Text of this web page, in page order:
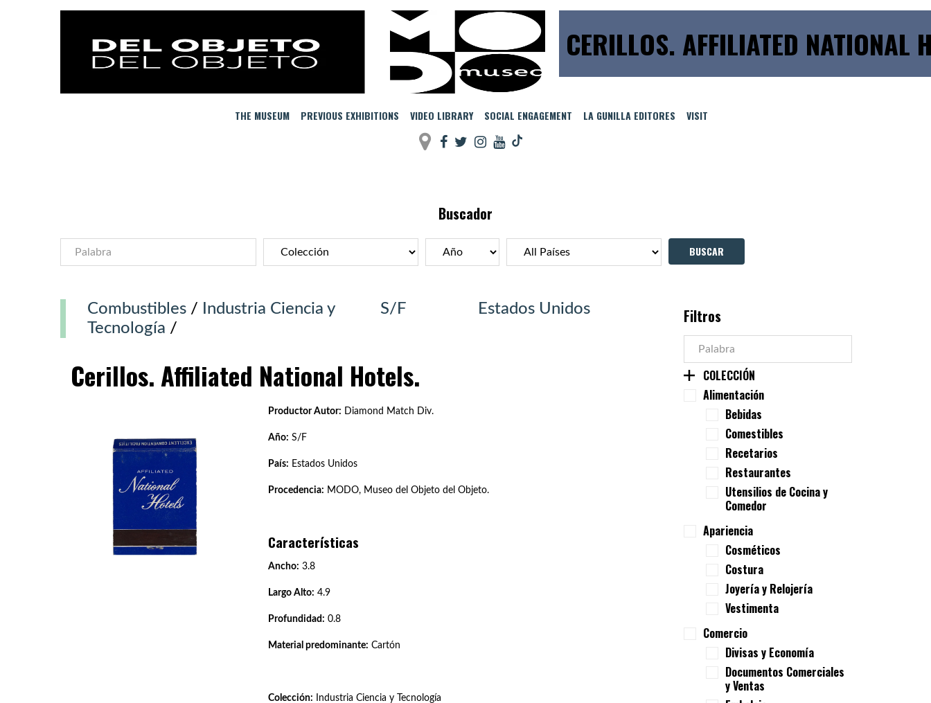
CERILLOS. AFFILIATED NATIONAL
THE MUSEUM PREVIOUS EXHIBITIONS VIDEO LIBRARY SOCIAL ENGAGEMENT LA GUNILLA EDITORES VISIT
Buscador
Combustibles /
Industria Ciencia y
Tecnología /
S/F Estados Unidos
Cerillos. Affiliated National Hotels.
Productor Autor: Diamond Match Div.
Año: S/F
País: Estados Unidos
Procedencia: MODO, Museo del Objeto del Objeto.
Características
Ancho: 3.8
Largo Alto: 4.9
Profundidad: 0.8
Material predominante: Cartón
Colección: Industria Ciencia y Tecnología
Filtros
COLECCIÓN
Alimentación
Bebidas
Comestibles
Recetarios
Restaurantes
Utensilios de Cocina y
Comedor
Apariencia
Cosméticos
Costura
Joyería y Relojería
Vestimenta
Comercio
Divisas y Economía
Documentos Comerciales
y Ventas